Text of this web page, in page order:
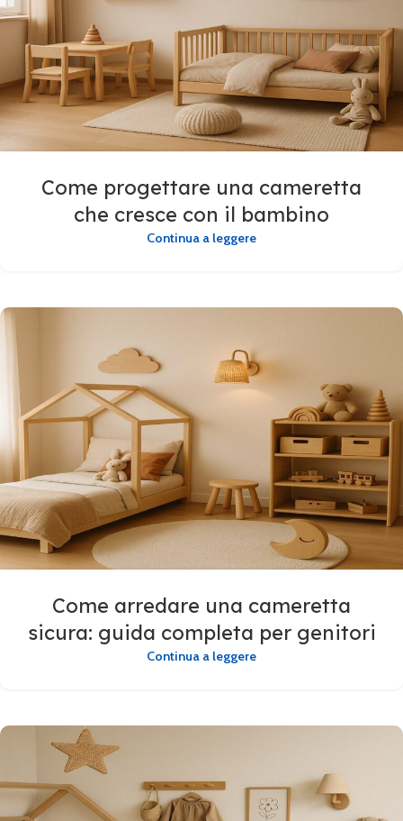
Come progettare una cameretta
che cresce con il bambino
Continua a leggere
Come arredare una cameretta
sicura: guida completa per genitori
Continua a leggere